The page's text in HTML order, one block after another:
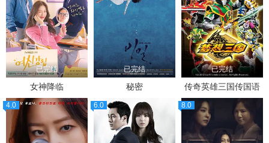
已完结
女神降临
已完结
秘密
已完结
传奇英雄三国传国语
4.0 6.0 8.0